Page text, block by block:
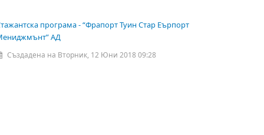
програма - “Фрапорт Туин Стар Еърпорт
АД
Създадена на Вторник, 12 Юни 2018 09:28